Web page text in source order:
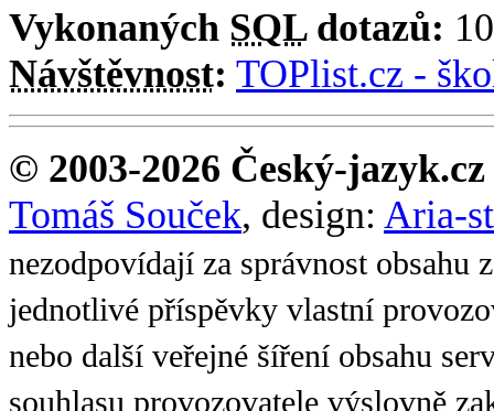
Vykonaných SQLdotazů: 10
Návštěvnost: TOPlist.cz -
© 2003-2026 Český-jazyk.cz
Tomáš Souček, design: Aria-
nezodpovídají za správnost obsahu
jednotlivé příspěvky vlastní
nebo další veřejné šíření obsahu
souhlasu provozovatele výslovně